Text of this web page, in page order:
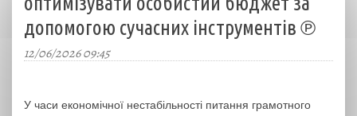
допомогою сучасних інструментів ℗
12/06/2026 09:45
У часи економічної нестабільності питання грамотного